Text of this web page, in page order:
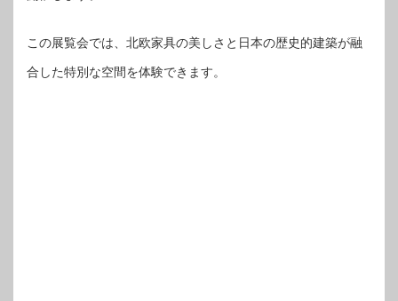
この展覧会では、北欧家具の美しさと日本の歴史的建築が融
合した特別な空間を体験できます。